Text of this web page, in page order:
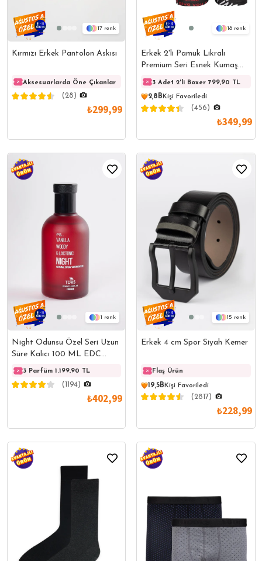
17
Kırmızı Erkek Pantolon Askısı
Aksesuarlarda Öne Çıkanlar Aksesuarlarda Öne Çıkanlar
(28)
₺299,99
18
Erkek 2'li Pamuk Likralı
Premium Seri Esnek Kumaş
Boxer
3 Adet 2'li Boxer 799,90 TL
2,8B Kişi Favoriledi
(456)
₺349,99
1
Night Odunsu Özel Seri Uzun
Süre Kalıcı 100 ML EDC
Erkek Parfüm
3 Parfüm 1.199,90 TL 3 Parfüm 1.199,90 TL
(1194)
₺402,99
15
Erkek 4 cm Spor Siyah Kemer
Flaş Ürün
19,5B Kişi Favoriledi
(2817)
₺228,99